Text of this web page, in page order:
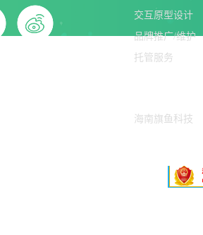
交互原型设计
品牌推广/维护
托管服务
海南旗鱼科技